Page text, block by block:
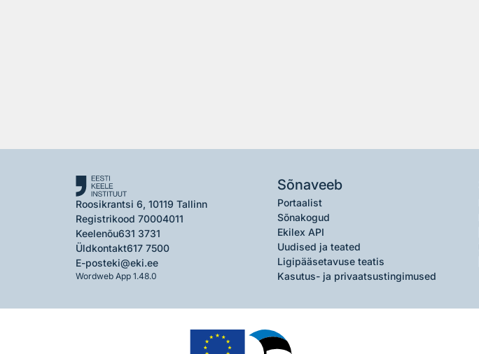
Roosikrantsi 6, 10119 Tallinn
Registrikood 70004011
Keelenõu631 3731
Üldkontakt617 7500
E-posteki@eki.ee
Wordweb App 1.48.0
Sõnaveeb
Portaalist
Sõnakogud
Ekilex API
Uudised ja teated
Ligipääsetavuse teatis
Kasutus- ja privaatsustingimused